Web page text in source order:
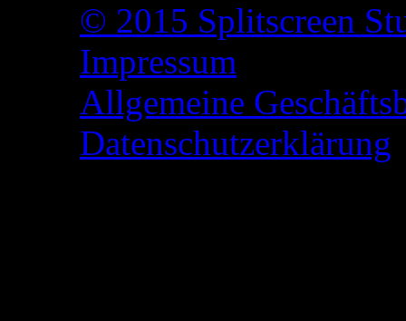
© 2015 Splitscreen
Impressum
Allgemeine
Datenschutzerklärung